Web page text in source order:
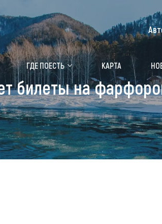
Медицинский форум
Чем заняться
Календарь событий
Аудиогид
Мой маршрут
ГДЕ ПОЕСТЬ КАРТА
билеты на